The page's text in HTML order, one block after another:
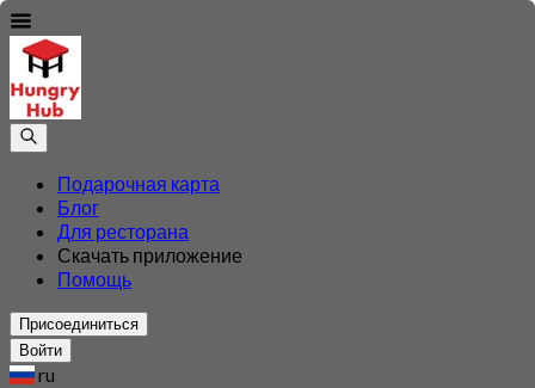
Подарочная карта
Блог
Для ресторана
Скачать приложение
Помощь
Присоединиться
Войти
ru